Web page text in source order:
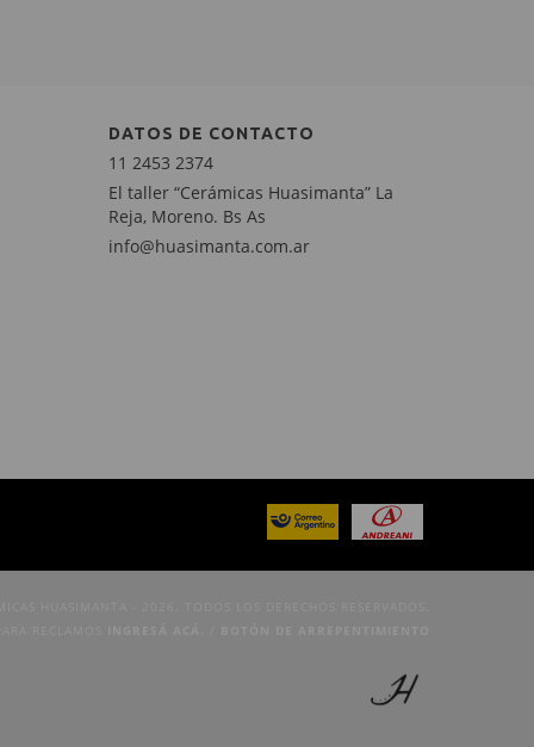
DATOS DE CONTACTO
11 2453 2374
El taller “Cerámicas Huasimanta” La
Reja, Moreno. Bs As
info@huasimanta.com.ar